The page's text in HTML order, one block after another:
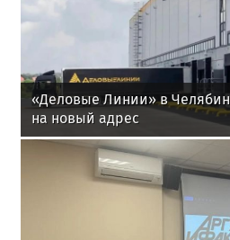
«Деловые Линии» в
на новый адрес